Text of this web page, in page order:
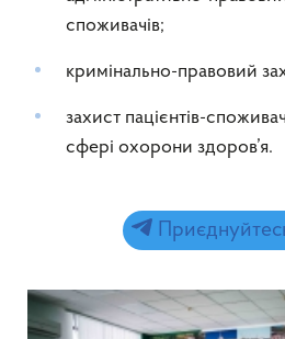
споживачів;
кримінально-правовий
захист пацієнтів-
сфері охорони здоров’я.